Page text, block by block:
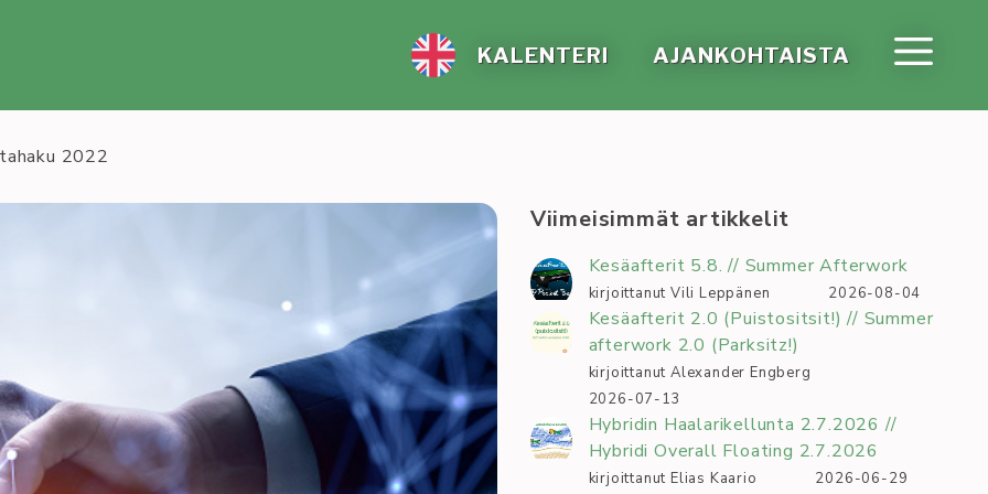
KA­LEN­TE­RI AJAN­KOH­TAIS­TA
2022
Viimeisimmät artikkelit
Kesäafterit 5.8. // Summer Afterwork
kirjoittanut Vili Leppänen 2026-08-04
Kesäafterit 2.0 (Puistositsit!) // Summer
afterwork 2.0 (Parksitz!)
kirjoittanut Alexander Engberg
2026-07-13
Hybridin Haalarikellunta 2.7.2026 //
Hybridi Overall Floating 2.7.2026
kirjoittanut Elias Kaario 2026-06-29